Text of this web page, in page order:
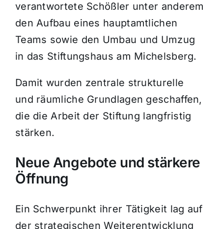
verantwortete Schößler unter anderem
den Aufbau eines hauptamtlichen
Teams sowie den Umbau und Umzug
in das Stiftungshaus am Michelsberg.
Damit wurden zentrale strukturelle
und räumliche Grundlagen geschaffen,
die die Arbeit der Stiftung langfristig
stärken.
Neue Angebote und stärkere
Öffnung
Ein Schwerpunkt ihrer Tätigkeit lag auf
der strategischen Weiterentwicklung